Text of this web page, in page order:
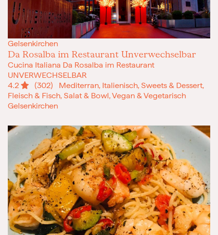
Gelsenkirchen
Da Rosalba im Restaurant Unverwechselbar
Cucina Italiana Da Rosalba im Restaurant
UNVERWECHSELBAR
4.2
(302) Mediterran, Italienisch, Sweets & Dessert,
Fleisch & Fisch, Salat & Bowl, Vegan & Vegetarisch
Gelsenkirchen